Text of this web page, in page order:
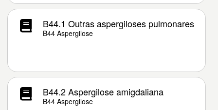
B44.1 Outras aspergiloses pulmonares
B44 Aspergilose
B44.2 Aspergilose amigdaliana
B44 Aspergilose